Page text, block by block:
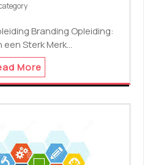
Branding Opleiding:
een Sterk Merk…
More